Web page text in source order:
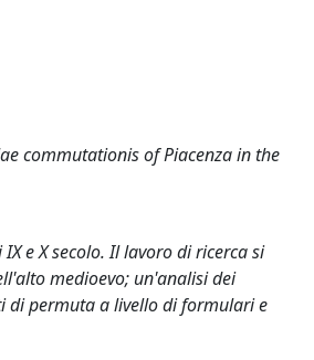
commutationis of Piacenza in the
e X secolo. Il lavoro di ricerca si
medioevo; un'analisi dei
di permuta a livello di formulari e